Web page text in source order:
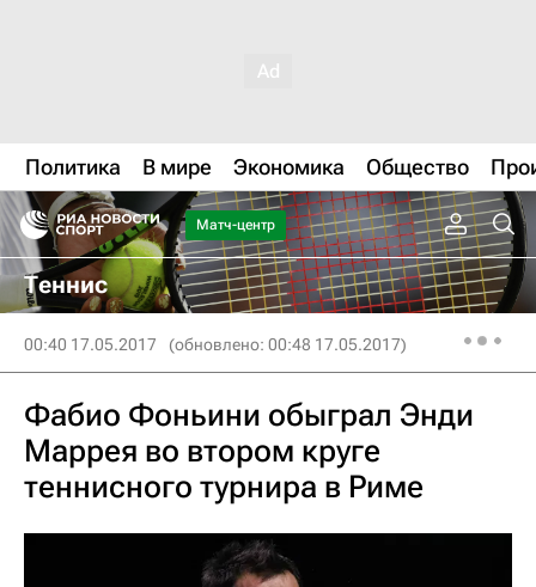
Политика В мире Экономика Общество
Матч-центр
Теннис
00:40 17.05.2017 (обновлено: 00:48 17.05.2017)
Фабио Фоньини обыграл Энди
Маррея во втором круге
теннисного турнира в Риме